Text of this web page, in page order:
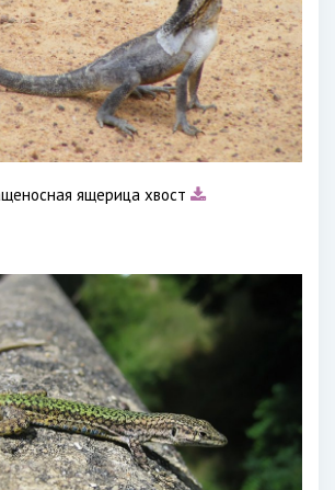
ящерица хвост